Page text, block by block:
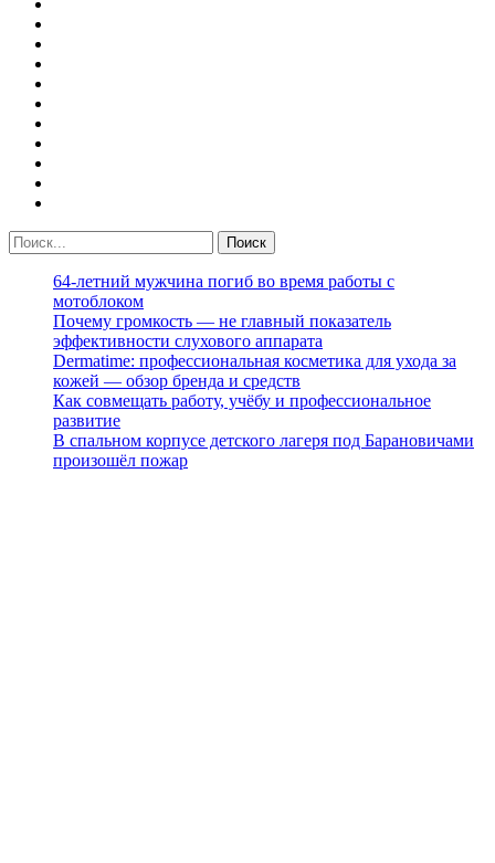
64-летний мужчина погиб во время работы с
мотоблоком
Почему громкость — не главный показатель
эффективности слухового аппарата
Dermatime: профессиональная косметика для ухода за
кожей — обзор бренда и средств
Как совмещать работу, учёбу и профессиональное
развитие
В спальном корпусе детского лагеря под Барановичами
произошёл пожар